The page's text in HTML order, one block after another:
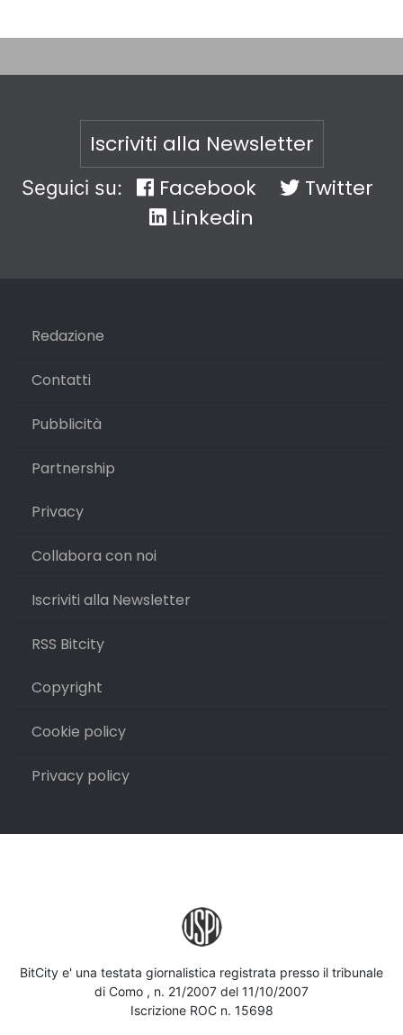
Iscriviti alla Newsletter
Seguici su: Facebook
Twitter
Linkedin
Redazione
Contatti
Pubblicità
Partnership
Privacy
Collabora con noi
Iscriviti alla Newsletter
RSS Bitcity
Copyright
Cookie policy
Privacy policy
BitCity e' una testata giornalistica registrata presso il tribunale
di Como , n. 21/2007 del 11/10/2007
Iscrizione ROC n. 15698